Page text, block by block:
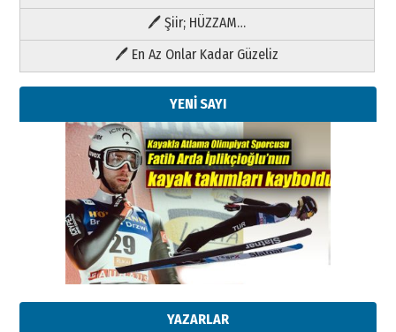
🖊 Şiir; HÜZZAM…
🖊 En Az Onlar Kadar Güzeliz
YENİ SAYI
YAZARLAR
Kenan GÜLERCİ
Metin Külünk: Aileyi Korumak
Geleceği Korumaktır
11 Mayıs 2026 Pazartesi
Kenan GÜLERCİ
Metin Külünk: Aileyi Korumak
Geleceği Korumaktır
11 Mayıs 2026 Pazartesi